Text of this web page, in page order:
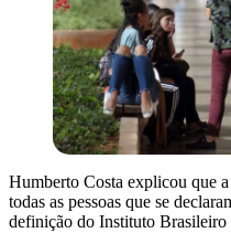
Humberto Costa explicou que
todas as pessoas que se
definição do Instituto